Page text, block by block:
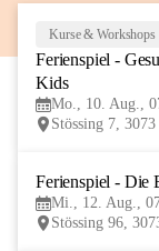
Kurse & Workshops
Ferienspiel -
Kids
Mo., 10. Aug.,
Stössing 7,
Ferienspiel - Die
Mi., 12. Aug.,
Stössing 96,